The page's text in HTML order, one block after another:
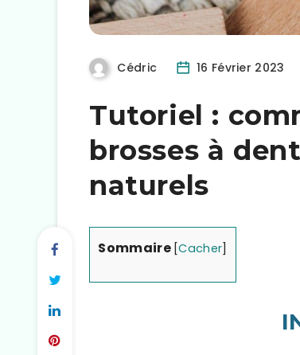
Cédric 16 Février 2023
Tutoriel :
brosses à
naturels
Sommaire [Cacher]